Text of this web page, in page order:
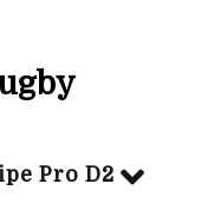
Pro D2